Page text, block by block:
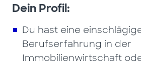
Dein Profil:
Du hast eine
Berufserfahrung in der
Immobilienwirtschaft